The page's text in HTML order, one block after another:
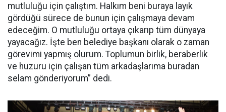
mutluluğu için çalıştım. Halkım beni buraya layık
gördüğü sürece de bunun için çalışmaya devam
edeceğim. O mutluluğu ortaya çıkarıp tüm dünyaya
yayacağız. İşte ben belediye başkanı olarak o zaman
görevimi yapmış olurum. Toplumun birlik, beraberlik
ve huzuru için çalışan tüm arkadaşlarıma buradan
selam gönderiyorum” dedi.